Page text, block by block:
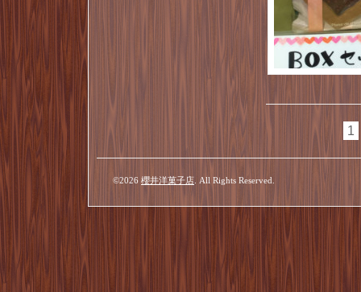
1
©2026 櫻井洋菓子店 . All Rights Reserved.